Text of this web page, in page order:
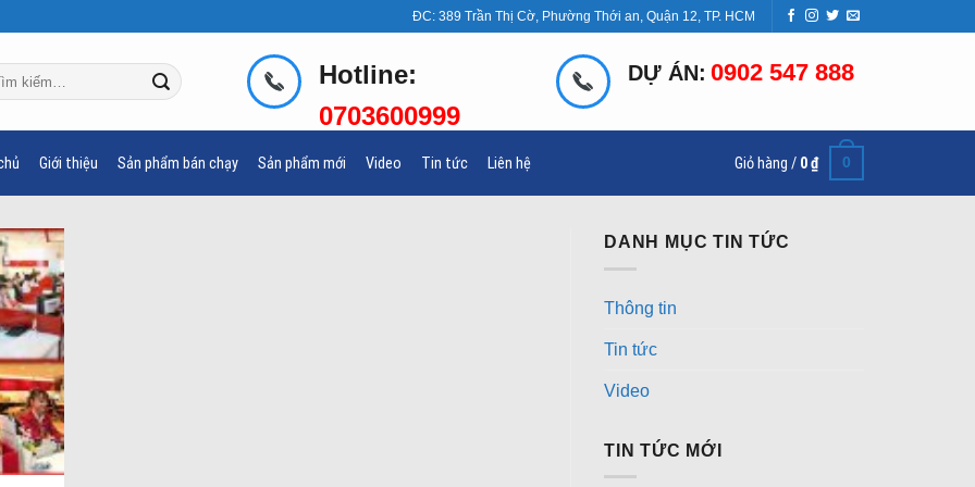
ĐC: 389 Trần Thị Cờ, Phường Thới an, Quận 12, TP. HCM
Hotline:
0703600999
DỰ ÁN: 0902 547 888
Giới thiệu Sản phẩm bán chạy Sản phẩm mới Video Tin tức Liên hệ Giỏ hàng / 0₫ 0
DANH MỤC TIN TỨC
Thông tin
Tin tức
Video
TIN TỨC MỚI